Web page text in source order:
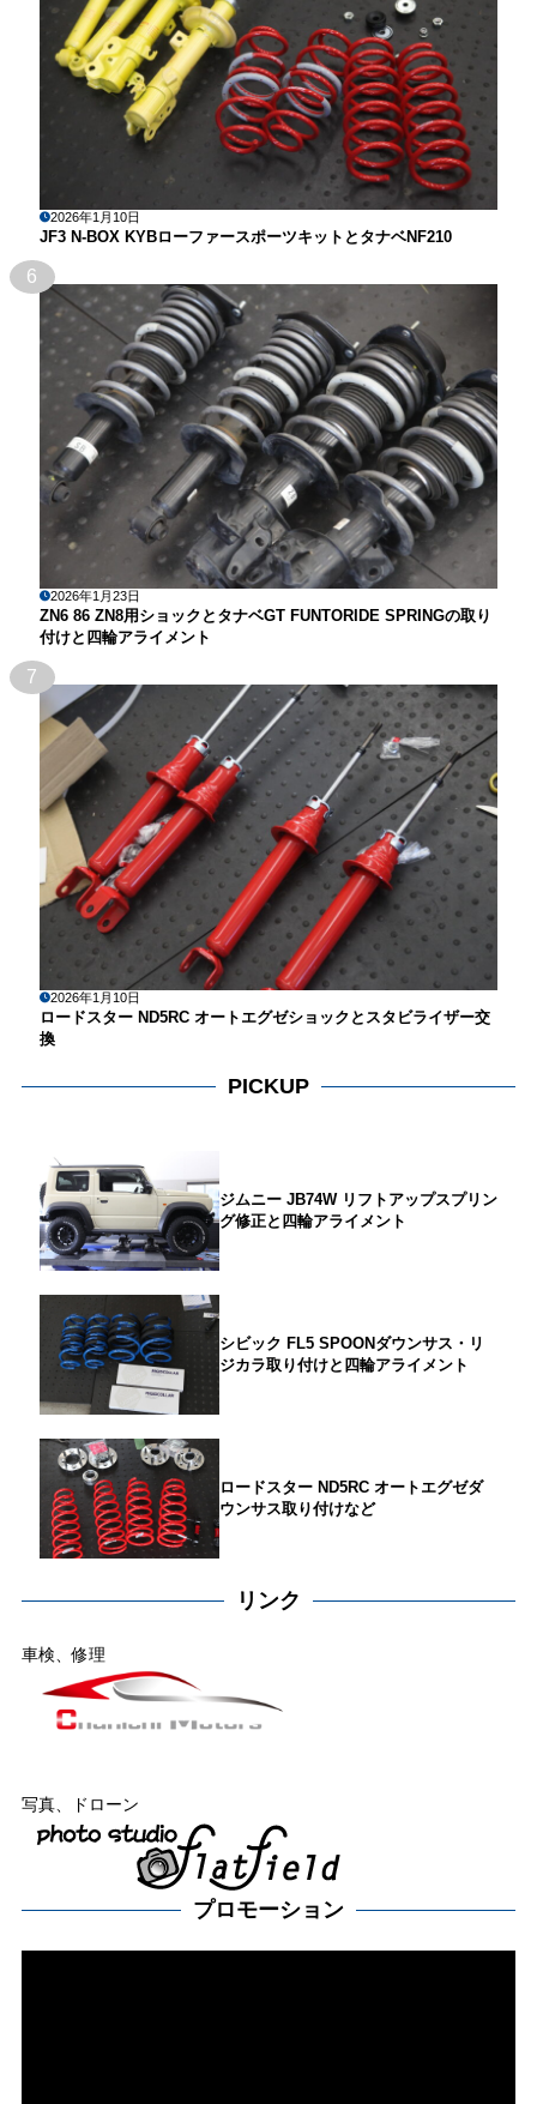
2026年1月10日
JF3 N-BOX KYBローファースポーツキットとタナベNF210
6
2026年1月23日
ZN6 86 ZN8用ショックとタナベGT FUNTORIDE SPRINGの取り
付けと四輪アライメント
7
2026年1月10日
ロードスター ND5RC オートエグゼショックとスタビライザー交
換
PICKUP
ジムニー JB74W リフトアップスプリン
グ修正と四輪アライメント
シビック FL5 SPOONダウンサス・リ
ジカラ取り付けと四輪アライメント
ロードスター ND5RC オートエグゼダ
ウンサス取り付けなど
リンク
車検、修理
写真、ドローン
プロモーション